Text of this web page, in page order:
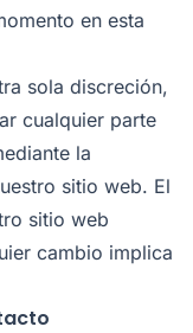
en esta
sola discreción,
cualquier parte
la
sitio web. El
sitio web
cambio implica